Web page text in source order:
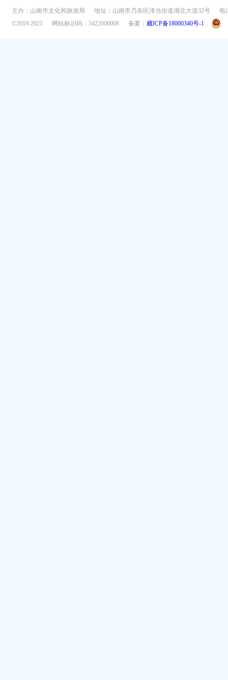
主办：山南市文化和旅游局 地址：山南市乃东区泽当街道湖北大道32号
电
©2019-2021
网站标识码：5422000008 备案： 藏ICP备18000340号-1